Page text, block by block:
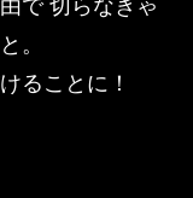
で 切らなきゃ
。
ることに！